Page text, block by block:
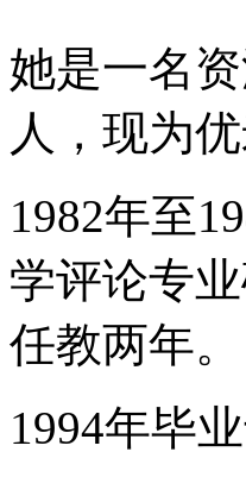
她是一名
人，现为
1982年至
学评论专
任教两年。
1994年毕